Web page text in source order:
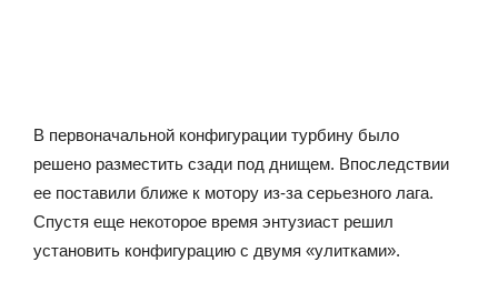
В первоначальной конфигурации турбину было
решено разместить сзади под днищем. Впоследствии
ее поставили ближе к мотору из-за серьезного лага.
Спустя еще некоторое время энтузиаст решил
установить конфигурацию с двумя «улитками».